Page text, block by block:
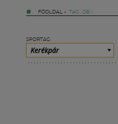
FŐOLDAL » TAG: OB I
SPORTÁG
Kerékpár